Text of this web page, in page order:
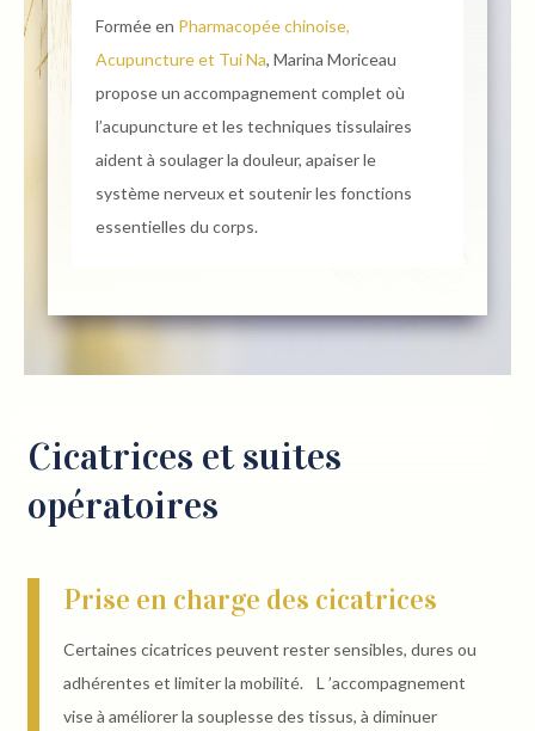
Formée en Pharmacopée chinoise,
Acupuncture et Tui Na, Marina Moriceau
propose un accompagnement complet où
l’acupuncture et les techniques tissulaires
aident à soulager la douleur, apaiser le
système nerveux et soutenir les fonctions
essentielles du corps.
Cicatrices et suites
opératoires
Prise en charge des cicatrices
Certaines cicatrices peuvent rester sensibles, dures ou
adhérentes et limiter la mobilité. L ’accompagnement
vise à améliorer la souplesse des tissus, à diminuer